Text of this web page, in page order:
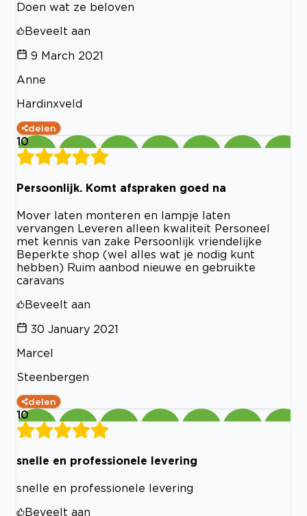
Doen wat ze beloven
Beveelt aan
9 March 2021
Anne
Hardinxveld
delen
10
Persoonlijk. Komt afspraken goed na
Mover laten monteren en lampje laten
vervangen Leveren alleen kwaliteit Personeel
met kennis van zake Persoonlijk vriendelijke
Beperkte shop (wel alles wat je nodig kunt
hebben) Ruim aanbod nieuwe en gebruikte
caravans
Beveelt aan
30 January 2021
Marcel
Steenbergen
delen
10
snelle en professionele levering
snelle en professionele levering
Beveelt aan